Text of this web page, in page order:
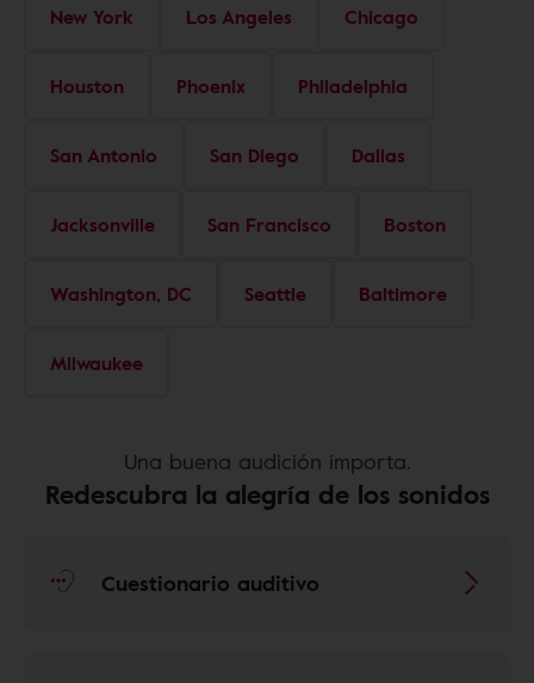
New York Los Angeles Chicago
Houston Phoenix Philadelphia
San Antonio San Diego Dallas
Jacksonville San Francisco Boston
Washington, DC Seattle Baltimore
Milwaukee
Una buena audición importa.
Redescubra la alegría de los sonidos
Cuestionario auditivo